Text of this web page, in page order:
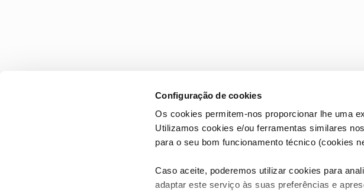
Configuração de cookies
Os cookies permitem-nos proporcionar lhe uma
Utilizamos cookies e/ou ferramentas similares
para o seu bom funcionamento técnico (cookies
Caso aceite, poderemos utilizar cookies para
adaptar este serviço às suas preferências e